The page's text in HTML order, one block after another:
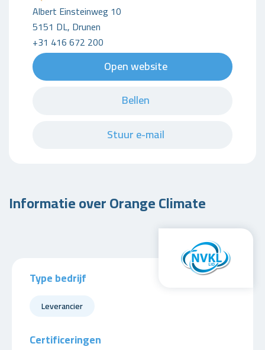
Albert Einsteinweg 10
5151 DL, Drunen
+31 416 672 200
Open website
Bellen
Stuur e-mail
Informatie over Orange Climate
Type bedrijf
Leverancier
Certificeringen